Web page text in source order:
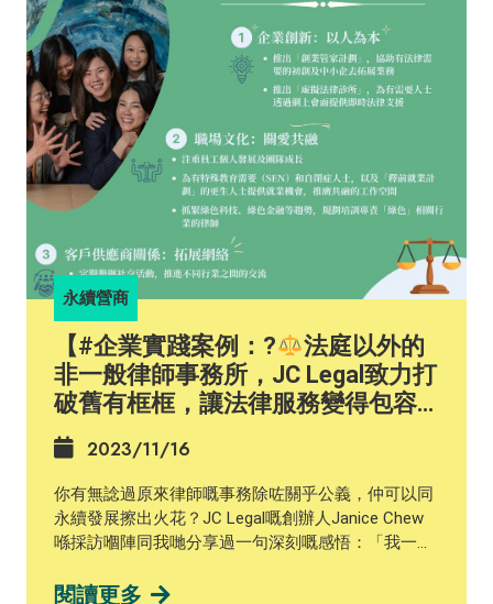
作，以記錄顧客資料、維修保養紀錄、石油氣錶讀數
等各項數據，從而提高客戶便利性、數據管理同營運
效率。 隨著再生能源漸趨普及，泗和棧預計石油氣相
關產業會逐漸式微。該企業為此逐步轉型並開拓新的
業務，透過學徒制培育年輕人才、歡迎傷健人士加入
佢哋嘅團隊，並藉著與碧瑤（綠色集團有限公司）等
公司展開跨界別協作，為永續發展做出貢獻。 想了解
更多就千祈唔好錯過泗和棧喺永續營商嘅小貼士！即
刻撳入以下嘅連結，閱讀完整版嘅《企業實踐案
https://ccsg.hku.hk/pslb/zh/szewochaan_chi/ #永續
營商 #中小企 #永續價值鏈 #永續發展 #商界永續發
展領袖計劃 #pslb #svc #businesssustainability
#sustainabilityleadership #sustainability #business
#sme #collaboration #sustainablevaluechains
#sdgs #undp #HSBC
永續營商
【#企業實踐案例：?‍
法庭以外的
非一般律師事務所，JC Legal致力打
破舊有框框，讓法律服務變得包容
且易於接觸】
2023/11/16
你有無諗過原來律師嘅事務除咗關乎公義，仲可以同
永續發展擦出火花？JC Legal嘅創辦人Janice Chew
喺採訪嗰陣同我哋分享過一句深刻嘅感悟：「我一直
意思，你不會做得好。」 有心但點樣去將喺ESG呢幾
閱讀更多